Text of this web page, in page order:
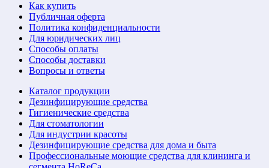
Как купить
Публичная оферта
Политика конфиденциальности
Для юридических лиц
Способы оплаты
Способы доставки
Вопросы и ответы
Каталог продукции
Дезинфицирующие средства
Гигиенические средства
Для стоматологии
Для индустрии красоты
Дезинфицирующие средства для дома и быта
Профессиональные моющие средства для клининга и